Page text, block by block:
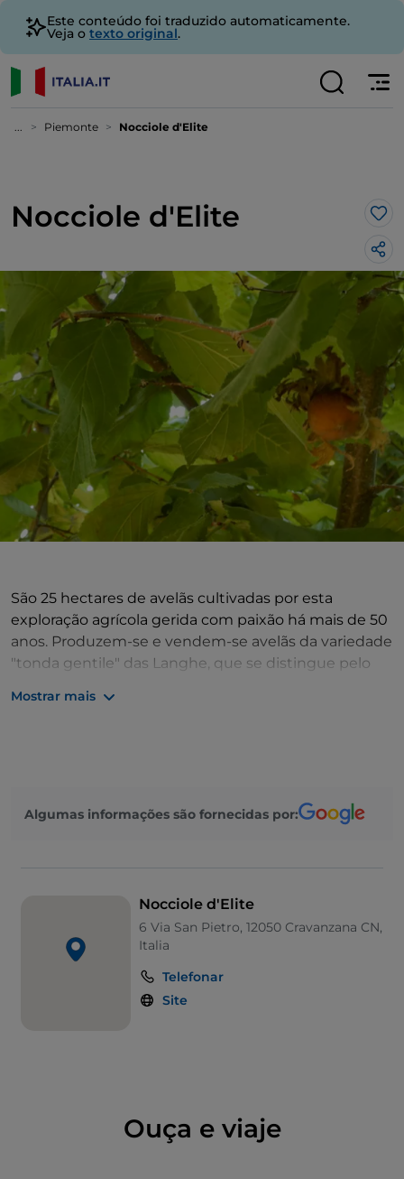
Este conteúdo foi traduzido automaticamente.
Veja o texto original.
... Piemonte Nocciole d'Elite
Nocciole d'Elite
São 25 hectares de avelãs cultivadas por esta
exploração agrícola gerida com paixão há mais de 50
anos. Produzem-se e vendem-se avelãs da variedade
"tonda gentile" das Langhe, que se distingue pelo
Mostrar mais
Algumas informações são fornecidas por:
Nocciole d'Elite
6 Via San Pietro, 12050 Cravanzana CN,
Italia
Telefonar
Site
Ouça e viaje